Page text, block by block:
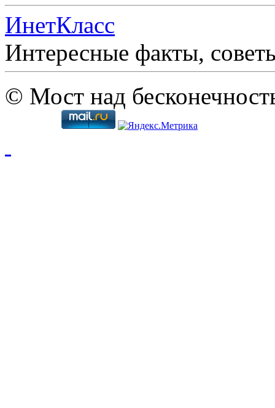
ИнетКласс
Интересные факты,
© Мост над